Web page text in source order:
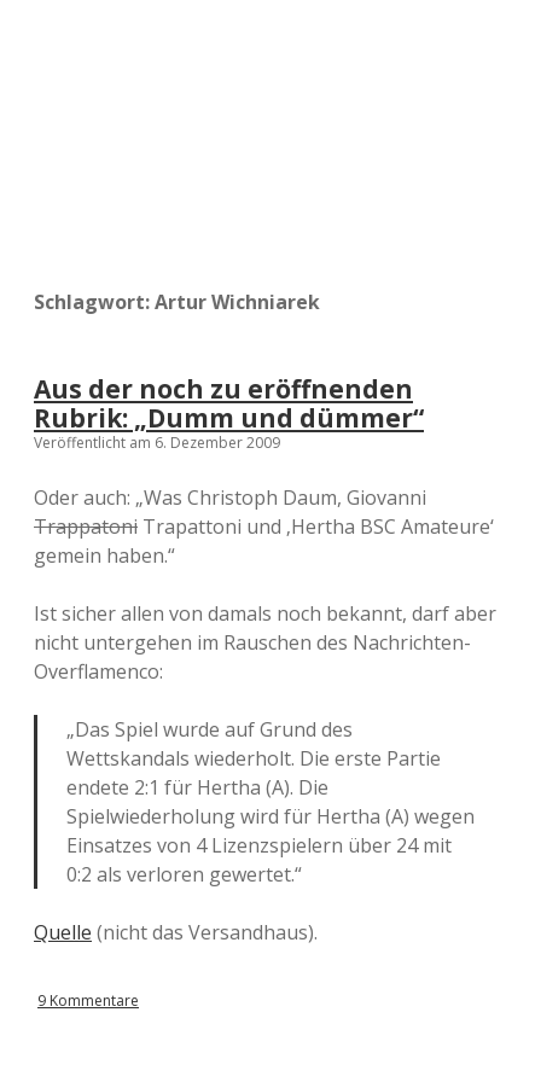
Schlagwort:Artur Wichniarek
Aus der noch zu eröffnenden
Rubrik: „Dumm und dümmer“
Veröffentlicht am 6. Dezember 2009
Oder auch: „Was Christoph Daum, Giovanni
Trappatoni Trapattoni und ‚Hertha BSC Amateure‘
gemein haben.“
Ist sicher allen von damals noch bekannt, darf aber
nicht untergehen im Rauschen des Nachrichten-
Overflamenco:
„Das Spiel wurde auf Grund des
Wettskandals wiederholt. Die erste Partie
endete 2:1 für Hertha (A). Die
Spielwiederholung wird für Hertha (A) wegen
Einsatzes von 4 Lizenzspielern über 24 mit
0:2 als verloren gewertet.“
Quelle (nicht das Versandhaus).
9 Kommentare